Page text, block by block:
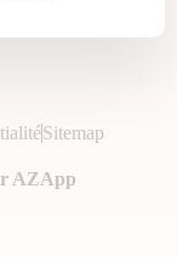
Sitemap
AZApp